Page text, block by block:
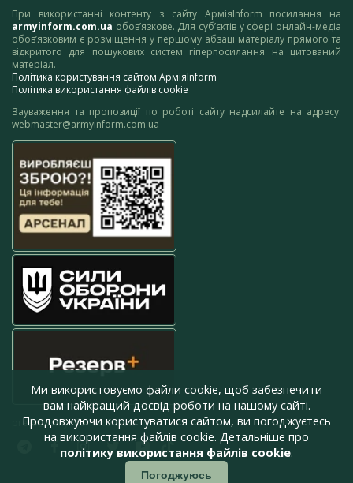
При використанні контенту з сайту АрміяInform посилання на
armyinform.com.ua обов’язкове. Для суб’єктів у сфері онлайн-медіа
обов’язковим є розміщення у першому абзаці матеріалу прямого та
відкритого для пошукових систем гіперпосилання на цитований
матеріал.
Політика користування сайтом АрміяInform
Політика використання файлів cookie
Зауваження та пропозиції по роботі сайту надсилайте на адресу:
webmaster@armyinform.com.ua
press@armyinform.com.ua
Ми використовуємо файли cookie, щоб забезпечити
вам найкращий досвід роботи на нашому сайті.
Продовжуючи користуватися сайтом, ви погоджуєтесь
на використання файлів cookie. Детальніше про
політику використання файлів cookie.
Погоджуюсь